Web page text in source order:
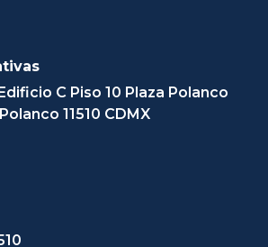
C Piso 10 Plaza Polanco
11510 CDMX